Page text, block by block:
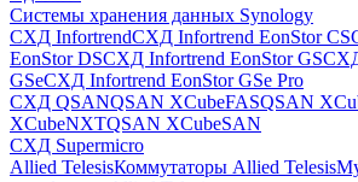
Системы хранения данных Synology
СХД InfortrendСХД Infortrend EonStor CS
EonStor DSСХД Infortrend EonStor GSСХД
GSeСХД Infortrend EonStor GSe Pro
СХД QSANQSAN XCubeFASQSAN
XCubeNXTQSAN XCubeSAN
СХД Supermicro
Allied TelesisКоммутаторы Allied Telesis